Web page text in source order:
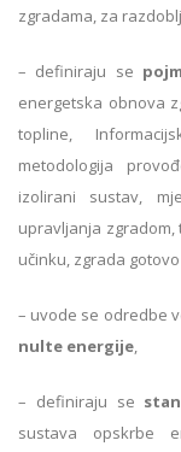
zgradama, za
– definiraju se
energetska obnova
topline,
metodologija
izolirani sustav,
upravljanja
učinku, zgrada
– uvode se odredbe
nulte energije,
– definiraju se
sustava opskrbe